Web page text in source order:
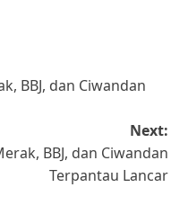
BBJ, dan Ciwandan
Next:
BBJ, dan Ciwandan
Terpantau Lancar